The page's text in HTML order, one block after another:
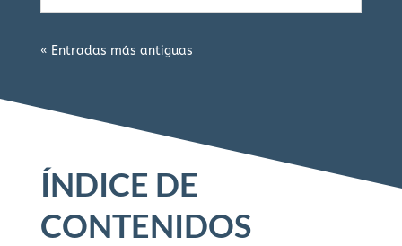
« Entradas más antiguas
ÍNDICE DE
CONTENIDOS